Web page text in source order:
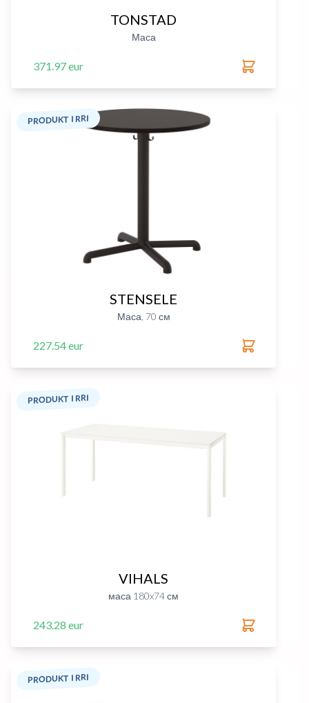
TONSTAD
Маса
371.97 eur
PRODUKT I RRI
STENSELE
Маса, 70 см
227.54 eur
PRODUKT I RRI
VIHALS
маса 180x74 см
243.28 eur
PRODUKT I RRI